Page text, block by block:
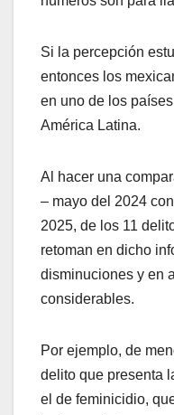
Si la percepción
entonces los
en uno de los
América Latina.
Al hacer una
– mayo del 2024
2025, de los 11
retoman en dicho
disminuciones y en
considerables.
Por ejemplo, de
delito que presenta
el de feminicidio,